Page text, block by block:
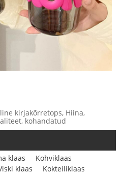
kirjakõrretops, Hiina,
kohandatud
klaas
Kohviklaas
klaas
Kokteiliklaas